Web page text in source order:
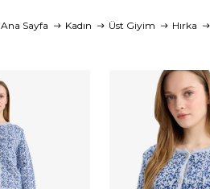
Ana Sayfa Kadın Üst Giyim Hırka